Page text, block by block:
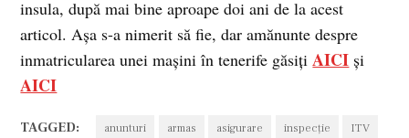
insula, după mai bine aproape doi ani de la acest
articol. Așa s-a nimerit să fie, dar amănunte despre
inmatricularea unei mașini în tenerife găsiți AICI și
AICI
TAGGED: anunturi armas asigurare inspecţie ITV